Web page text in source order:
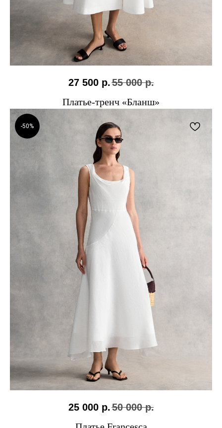
27 500 р.55 000 р.
Платье-тренч «Бланш»
-50%
25 000 р.50 000 р.